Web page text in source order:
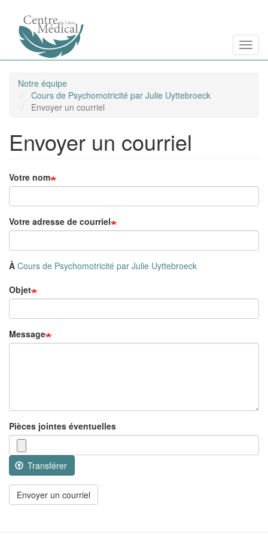
contenu
Notre équipe
Cours de Psychomotricité par Julie Uyttebroeck
Envoyer un courriel
Envoyer un courriel
Votre nom
Votre adresse de courriel
À Cours de Psychomotricité par Julie Uyttebroeck
Objet
Message
Pièces jointes éventuelles
Transférer
Envoyer un courriel